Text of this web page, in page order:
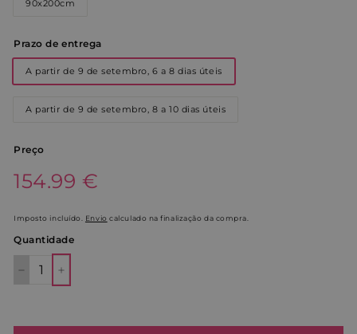
90x200cm
Prazo de entrega
A partir de 9 de setembro, 6 a 8 dias úteis
A partir de 9 de setembro, 8 a 10 dias úteis
Preço
Preço
normal
154.99€
154.99 €
Imposto incluído. Envio calculado na finalização da compra.
Quantidade